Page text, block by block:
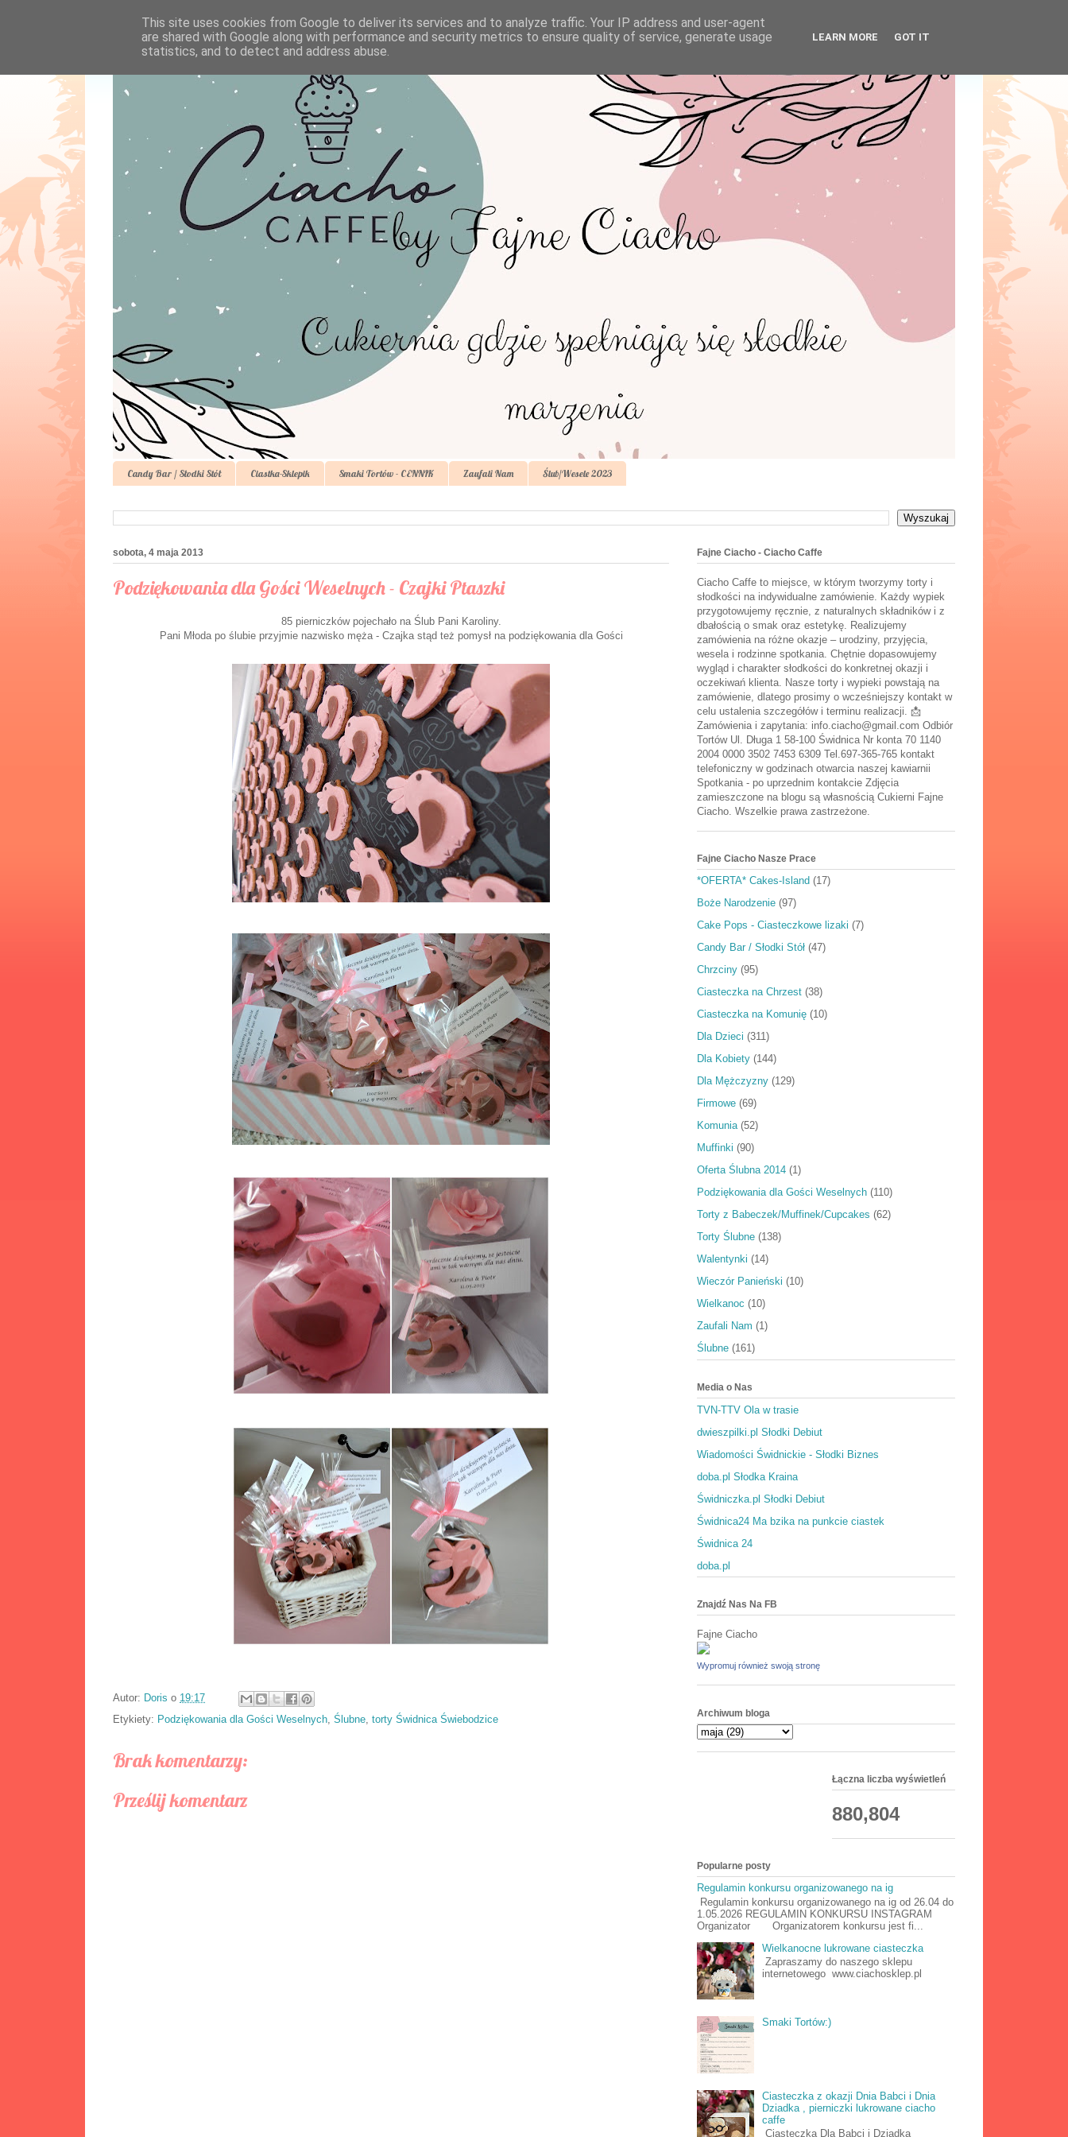
Candy Bar / Słodki Stół Ciastka-Sklepik Smaki Tortów - CENNIK Zaufali Nam Ślub/Wesele 2023
sobota, 4 maja 2013
Podziękowania dla Gości Weselnych - Czajki Ptaszki
85 pierniczków pojechało na Ślub Pani Karoliny.
Pani Młoda po ślubie przyjmie nazwisko męża - Czajka stąd też pomysł na podziękowania dla Gości
Autor: Doris o 19:17
Etykiety: Podziękowania dla Gości Weselnych, Ślubne, torty Świdnica Świebodzice
Brak komentarzy:
Prześlij komentarz
Fajne Ciacho - Ciacho Caffe
Ciacho Caffe to miejsce, w którym tworzymy torty i
słodkości na indywidualne zamówienie. Każdy wypiek
przygotowujemy ręcznie, z naturalnych składników i z
dbałością o smak oraz estetykę. Realizujemy
zamówienia na różne okazje – urodziny, przyjęcia,
wesela i rodzinne spotkania. Chętnie dopasowujemy
wygląd i charakter słodkości do konkretnej okazji i
oczekiwań klienta. Nasze torty i wypieki powstają na
zamówienie, dlatego prosimy o wcześniejszy kontakt w
celu ustalenia szczegółów i terminu realizacji. 📩
Zamówienia i zapytania: info.ciacho@gmail.com Odbiór
Tortów Ul. Długa 1 58-100 Świdnica Nr konta 70 1140
2004 0000 3502 7453 6309 Tel.697-365-765 kontakt
telefoniczny w godzinach otwarcia naszej kawiarnii
Spotkania - po uprzednim kontakcie Zdjęcia
zamieszczone na blogu są własnością Cukierni Fajne
Ciacho. Wszelkie prawa zastrzeżone.
Fajne Ciacho Nasze Prace
*OFERTA* Cakes-Island (17)
Boże Narodzenie (97)
Cake Pops - Ciasteczkowe lizaki (7)
Candy Bar / Słodki Stół (47)
Chrzciny (95)
Ciasteczka na Chrzest (38)
Ciasteczka na Komunię (10)
Dla Dzieci (311)
Dla Kobiety (144)
Dla Mężczyzny (129)
Firmowe (69)
Komunia (52)
Muffinki (90)
Oferta Ślubna 2014 (1)
Podziękowania dla Gości Weselnych (110)
Torty z Babeczek/Muffinek/Cupcakes (62)
Torty Ślubne (138)
Walentynki (14)
Wieczór Panieński (10)
Wielkanoc (10)
Zaufali Nam (1)
Ślubne (161)
Media o Nas
TVN-TTV Ola w trasie
dwieszpilki.pl Słodki Debiut
Wiadomości Świdnickie - Słodki Biznes
doba.pl Słodka Kraina
Świdniczka.pl Słodki Debiut
Świdnica24 Ma bzika na punkcie ciastek
Świdnica 24
doba.pl
Znajdź Nas Na FB
Fajne Ciacho
Wypromuj również swoją stronę
Archiwum bloga
Łączna liczba wyświetleń
880,804
Popularne posty
Regulamin konkursu organizowanego na ig
Regulamin konkursu organizowanego na ig od 26.04 do
1.05.2026 REGULAMIN KONKURSU INSTAGRAM
Organizator Organizatorem konkursu jest fi...
Wielkanocne lukrowane ciasteczka
Zapraszamy do naszego sklepu
internetowego www.ciachosklep.pl
Smaki Tortów:)
Ciasteczka z okazji Dnia Babci i Dnia
Dziadka , pierniczki lukrowane ciacho
caffe
Ciasteczka Dla Babci i Dziadka
This site uses cookies from Google to deliver its services and to analyze traffic. Your IP address and user-agent
are shared with Google along with performance and security metrics to ensure quality of service, generate usage
statistics, and to detect and address abuse.
LEARN MORE GOT IT